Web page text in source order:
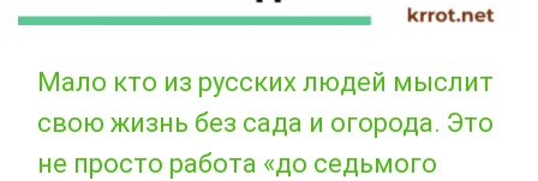
Мало кто из русских людей мыслит
свою жизнь без сада и огорода. Это
не просто работа «до седьмого